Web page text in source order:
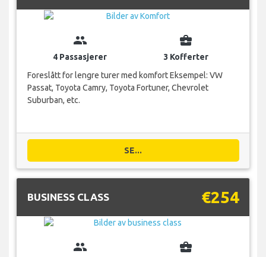
group
4 Passasjerer
business_center
3 Kofferter
Foreslått for lengre turer med komfort Eksempel: VW
Passat, Toyota Camry, Toyota Fortuner, Chevrolet
Suburban, etc.
SE...
BUSINESS CLASS €254
group business_center